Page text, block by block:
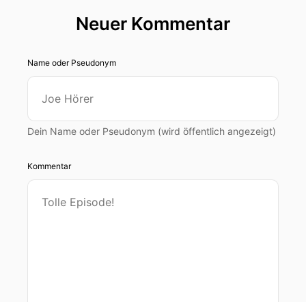
Neuer Kommentar
Name oder Pseudonym
Dein Name oder Pseudonym (wird öffentlich angezeigt)
Kommentar